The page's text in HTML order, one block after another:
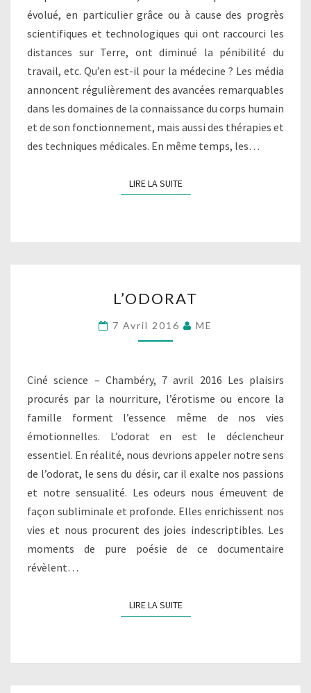
TECHNIQUES
MÉDICALES
évolué, en particulier grâce ou à cause des progrès
scientifiques et technologiques qui ont raccourci les
distances sur Terre, ont diminué la pénibilité du
travail, etc. Qu’en est-il pour la médecine ? Les média
annoncent régulièrement des avancées remarquables
dans les domaines de la connaissance du corps humain
et de son fonctionnement, mais aussi des thérapies et
des techniques médicales. En même temps, les…
LIRE LA SUITELIRE LA SUITE
L’ODORAT
7 Avril 2016 ME
Ciné science – Chambéry, 7 avril 2016 Les plaisirs
procurés par la nourriture, l’érotisme ou encore la
famille forment l’essence même de nos vies
émotionnelles. L’odorat en est le déclencheur
essentiel. En réalité, nous devrions appeler notre sens
de l’odorat, le sens du désir, car il exalte nos passions
et notre sensualité. Les odeurs nous émeuvent de
façon subliminale et profonde. Elles enrichissent nos
vies et nous procurent des joies indescriptibles. Les
moments de pure poésie de ce documentaire
révèlent…
LIRE LA SUITELIRE LA SUITE